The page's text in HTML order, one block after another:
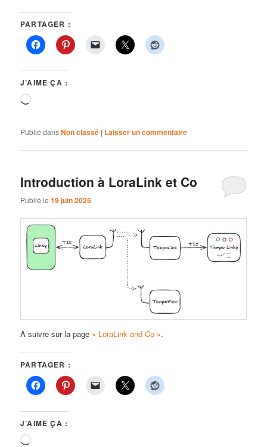
PARTAGER :
J’AIME ÇA :
Chargement…
Publié dansNon classé | Laisser un commentaire
Introduction à LoraLink et Co
Publié le19 juin 2025
À suivre sur la page « LoraLink and Co ».
PARTAGER :
J’AIME ÇA :
Chargement…